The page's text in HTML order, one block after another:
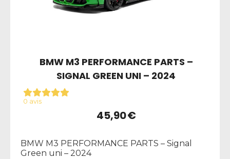
BMW M3 PERFORMANCE PARTS –
SIGNAL GREEN UNI – 2024
0 avis
45,90€
BMW M3 PERFORMANCE PARTS – Signal
Green uni – 2024